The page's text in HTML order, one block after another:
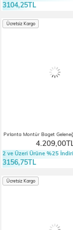
3104,25TL
Ücretsiz Kargo
2 ve Üzeri Ürüne %25
3156,75TL
Ücretsiz Kargo